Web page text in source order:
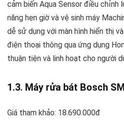
cảm biến Aqua Sensor điều chỉnh
năng hẹn giờ và vệ sinh máy
dễ sử dụng với màn hình hiển thị
điện thoại thông qua ứng dụng
thuận tiện và linh hoạt cho người
1.3. Máy rửa bát Bosch
Giá tham khảo: 18.690.000đ